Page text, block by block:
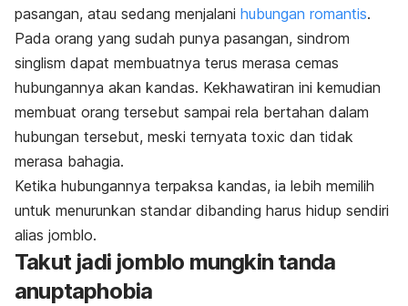
pasangan, atau sedang menjalani hubungan romantis.
Pada orang yang sudah punya pasangan, sindrom
singlism dapat membuatnya terus merasa cemas
hubungannya akan kandas. Kekhawatiran ini kemudian
membuat orang tersebut sampai rela bertahan dalam
hubungan tersebut, meski ternyata toxic dan tidak
merasa bahagia.
Ketika hubungannya terpaksa kandas, ia lebih memilih
untuk menurunkan standar dibanding harus hidup sendiri
alias jomblo.
Takut jadi jomblo mungkin tanda
anuptaphobia